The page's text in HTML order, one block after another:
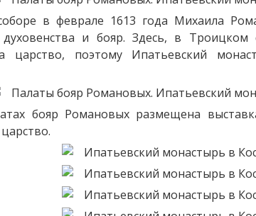
в феврале 1613 года Михаила
духовенства и бояр. Здесь, в
царство, поэтому Ипатьевский
бояр Романовых размещена